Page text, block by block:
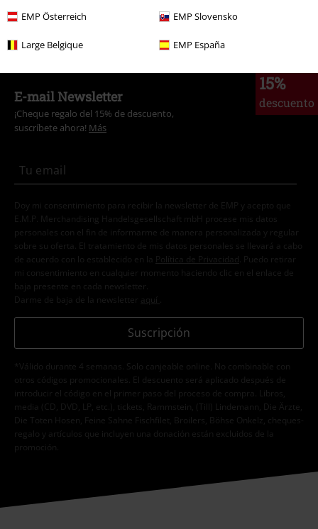
EMP Österreich EMP Slovensko
Large Belgique EMP España
Vestido Cortos
15%
descuento
E-mail Newsletter
¡Cheque regalo del 15% de descuento,
suscríbete ahora! Más
Doy mi consentimiento para recibir la newsletter de EMP y acepto que
E.M.P. Merchandising Handelsgesellschaft mbH procese mis datos
personales con el fin de informarme de manera personalizada y regular
sobre su oferta. El tratamiento de mis datos personales se llevará a cabo
de acuerdo con lo establecido en la
Política de Privacidad . Puedo retirar
mi consentimiento en cualquier momento haciendo clic en el enlace de
baja presente en cada newsletter.
Darme de baja de la newsletter
aquí
Suscripción
*Válido durante 4 semanas. Solo canjeable online. No combinable con
otros códigos promocionales. El descuento será aplicado después de
introducir el código en el primer paso del proceso de compra. Libros,
media (CD, DVD, LP, etc.), tickets, Rammstein, (Till) Lindemann, Die Ärzte,
Die Toten Hosen, Feine Sahne Fischfilet, Broilers, Böhse Onkelz, cheques-
regalo y artículos que incluyen una donación están excluidos de la
promoción.